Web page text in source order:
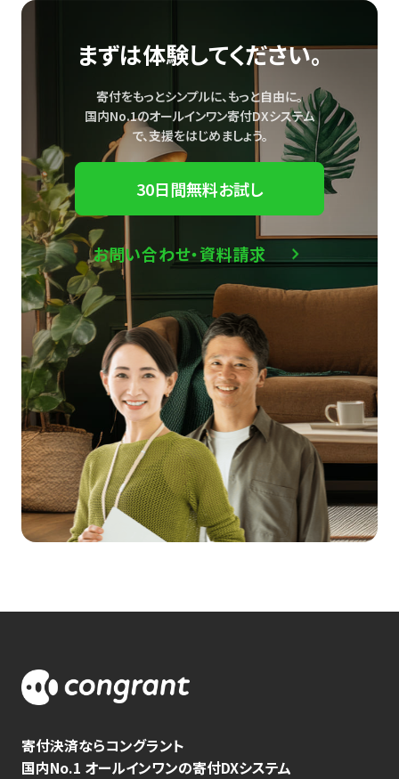
まずは体験してください。
寄付をもっとシンプルに、もっと自由に。
国内No.1のオールインワン寄付DXシステム
で、支援をはじめましょう。
30日間無料お試し
お問い合わせ・資料請求
寄付決済ならコングラント
国内No.1 オールインワンの寄付DXシステム